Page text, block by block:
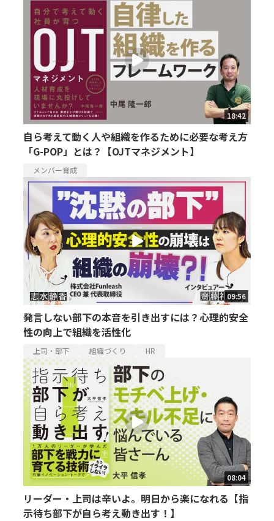
18:42
自ら考えて動く人や組織を作るために必要な考え方
「G-POP」とは？【OJTマネジメント】
メンバー育成
09:56
発言しない部下の本音を引き出すには？心理的安全
性の向上で組織を活性化
上司・部下 組織づくり HR
08:04
リーダー・上司は辛いよ。明日から楽になれる【指
示待ち部下が自ら考え動き出す！】